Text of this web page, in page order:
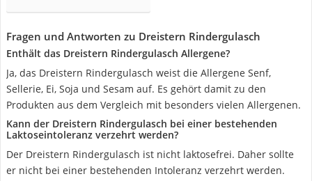
Fragen und Antworten zu Dreistern Rindergulasch
Enthält das Dreistern Rindergulasch Allergene?
Ja, das Dreistern Rindergulasch weist die Allergene Senf,
Sellerie, Ei, Soja und Sesam auf. Es gehört damit zu den
Produkten aus dem Vergleich mit besonders vielen Allergenen.
Kann der Dreistern Rindergulasch bei einer bestehenden
Laktoseintoleranz verzehrt werden?
Der Dreistern Rindergulasch ist nicht laktosefrei. Daher sollte
er nicht bei einer bestehenden Intoleranz verzehrt werden.